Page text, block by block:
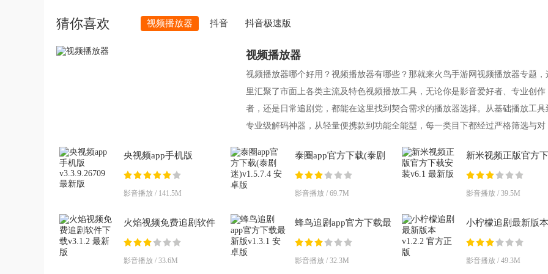
猜你喜欢 视频播放器 抖音 抖音极速版
视频播放器
视频播放器哪个好用？视频播放器有哪些？那就来火鸟手游网视频播放器专题，
里汇聚了市面上各类主流及特色视频播放工具，无论你是影音爱好者、专业创作
者，还是日常追剧党，都能在这里找到契合需求的播放器选择。从基础播放工具
专业级解码神器，从轻量便携款到功能全能型，每一类目下都经过严格筛选与对
央视频app手机版
v3.3.9.26709 最新版
影音播放 / 141.5M
泰圈app官方下载(泰剧
迷)v1.5.7.4 安卓版
影音播放 / 69.7M
新米视频正版官方
安装v6.1 最新版
影音播放 / 39.5M
火焰视频免费追剧软件
下载v3.1.2 最新版
影音播放 / 33.6M
蜂鸟追剧app官方下载最
新版v1.3.1 安卓版
影音播放 / 32.3M
小柠檬追剧最新版本
v1.2.2 官方正版
影音播放 / 49.3M